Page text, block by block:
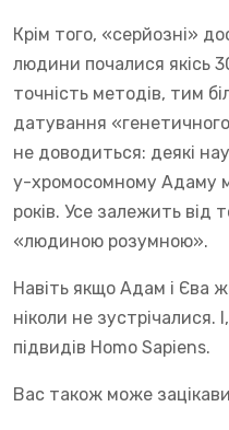
Крім того, «серйозні»
людини почалися якісь
точність методів, тим
датування
не доводиться: деякі
y-хромосомному Адаму
років. Усе залежить від
«людиною розумною».
Навіть якщо Адам і Єва
ніколи не зустрічалися.
підвидів Homo Sapiens.
Вас також може